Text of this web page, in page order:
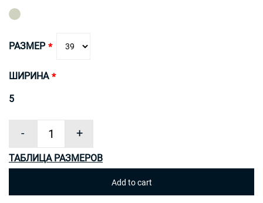
РАЗМЕР
ШИРИНА
5
- +
ТАБЛИЦА РАЗМЕРОВ